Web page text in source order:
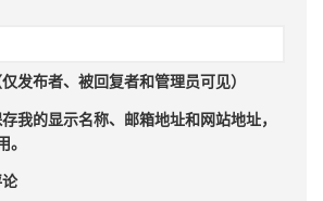
发布者、被回复者和管理员可见）
我的显示名称、邮箱地址和网站地址，
。